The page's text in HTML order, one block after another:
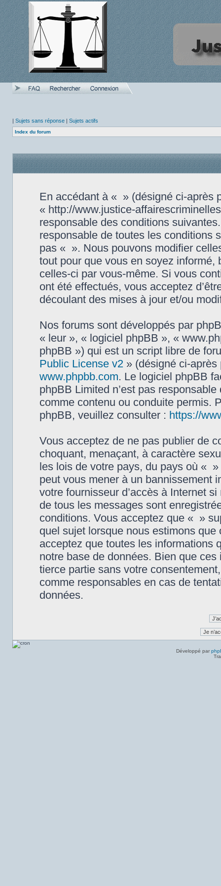
| Sujets sans réponse | Sujets actifs
Index du forum
En accédant à « » (désigné ci-après
« http://www.justice-
responsable des conditions
responsable de toutes les conditions
pas « ». Nous pouvons modifier
tout pour que vous en soyez informé,
celles-ci par vous-même. Si vous
ont été effectués, vous acceptez
découlant des mises à jour et/ou
Nos forums sont développés par
« leur », « logiciel phpBB », «
phpBB ») qui est un script libre de
Public License v2 » (désigné ci-
www.phpbb.com. Le logiciel phpBB
phpBB Limited n’est pas
comme contenu ou conduite permis.
phpBB, veuillez consulter : https://
Vous acceptez de ne pas publier de
choquant, menaçant, à caractère
les lois de votre pays, du pays où «
peut vous mener à un bannissement
votre fournisseur d’accès à Internet
de tous les messages sont
conditions. Vous acceptez que « »
quel sujet lorsque nous estimons
acceptez que toutes les informations
notre base de données. Bien que
tierce partie sans votre
comme responsables en cas de
données.
Développé par